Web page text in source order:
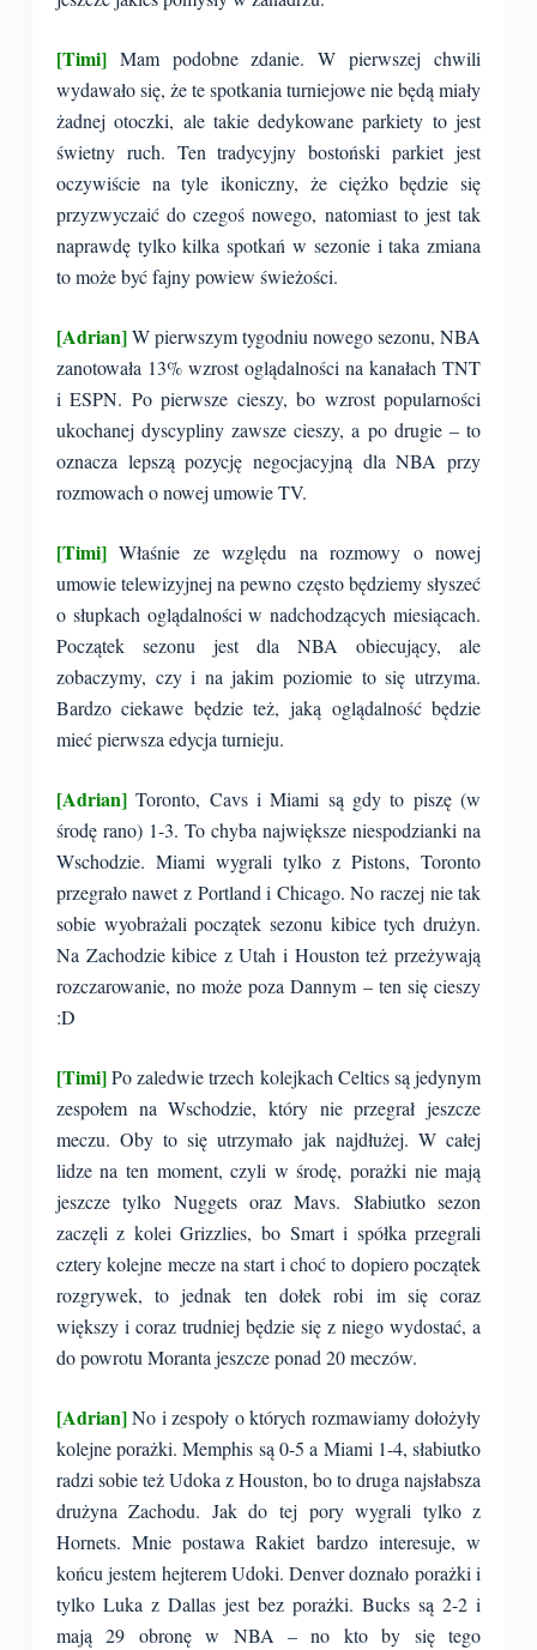
[Timi] Mam podobne zdanie. W pierwszej chwili
wydawało się, że te spotkania turniejowe nie będą miały
żadnej otoczki, ale takie dedykowane parkiety to jest
świetny ruch. Ten tradycyjny bostoński parkiet jest
oczywiście na tyle ikoniczny, że ciężko będzie się
przyzwyczaić do czegoś nowego, natomiast to jest tak
naprawdę tylko kilka spotkań w sezonie i taka zmiana
to może być fajny powiew świeżości.
[Adrian]W pierwszym tygodniu nowego sezonu, NBA
zanotowała 13% wzrost oglądalności na kanałach TNT
i ESPN. Po pierwsze cieszy, bo wzrost popularności
ukochanej dyscypliny zawsze cieszy, a po drugie – to
oznacza lepszą pozycję negocjacyjną dla NBA przy
rozmowach o nowej umowie TV.
[Timi] Właśnie ze względu na rozmowy o nowej
umowie telewizyjnej na pewno często będziemy słyszeć
o słupkach oglądalności w nadchodzących miesiącach.
Początek sezonu jest dla NBA obiecujący, ale
zobaczymy, czy i na jakim poziomie to się utrzyma.
Bardzo ciekawe będzie też, jaką oglądalność będzie
mieć pierwsza edycja turnieju.
[Adrian]Toronto, Cavs i Miami są gdy to piszę (w
środę rano) 1-3. To chyba największe niespodzianki na
Wschodzie. Miami wygrali tylko z Pistons, Toronto
przegrało nawet z Portland i Chicago. No raczej nie tak
sobie wyobrażali początek sezonu kibice tych drużyn.
Na Zachodzie kibice z Utah i Houston też przeżywają
rozczarowanie, no może poza Dannym – ten się cieszy
:D
[Timi]Po zaledwie trzech kolejkach Celtics są jedynym
zespołem na Wschodzie, który nie przegrał jeszcze
meczu. Oby to się utrzymało jak najdłużej. W całej
lidze na ten moment, czyli w środę, porażki nie mają
jeszcze tylko Nuggets oraz Mavs. Słabiutko sezon
zaczęli z kolei Grizzlies, bo Smart i spółka przegrali
cztery kolejne mecze na start i choć to dopiero początek
rozgrywek, to jednak ten dołek robi im się coraz
większy i coraz trudniej będzie się z niego wydostać, a
do powrotu Moranta jeszcze ponad 20 meczów.
[Adrian]No i zespoły o których rozmawiamy dołożyły
kolejne porażki. Memphis są 0-5 a Miami 1-4, słabiutko
radzi sobie też Udoka z Houston, bo to druga najsłabsza
drużyna Zachodu. Jak do tej pory wygrali tylko z
Hornets. Mnie postawa Rakiet bardzo interesuje, w
końcu jestem hejterem Udoki. Denver doznało porażki i
tylko Luka z Dallas jest bez porażki. Bucks są 2-2 i
mają 29 obronę w NBA – no kto by się tego